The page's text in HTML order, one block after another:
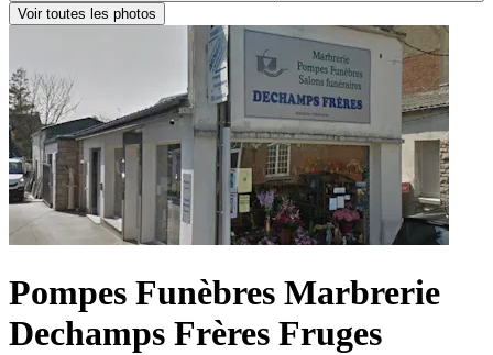
Voir toutes les photos
Pompes Funèbres Marbrerie
Dechamps Frères Fruges